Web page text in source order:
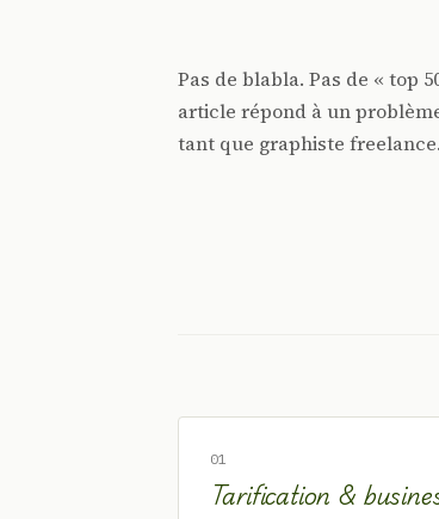
Pas de blabla. Pas de « top
article répond à un
tant que graphiste
01
Tarification &